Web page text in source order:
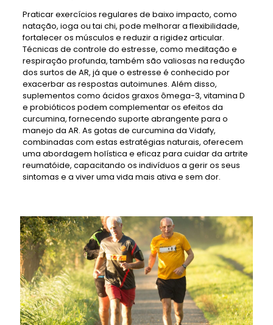
Praticar exercícios regulares de baixo impacto, como
natação, ioga ou tai chi, pode melhorar a flexibilidade,
fortalecer os músculos e reduzir a rigidez articular.
Técnicas de controle do estresse, como meditação e
respiração profunda, também são valiosas na redução
dos surtos de AR, já que o estresse é conhecido por
exacerbar as respostas autoimunes. Além disso,
suplementos como ácidos graxos ômega-3, vitamina D
e probióticos podem complementar os efeitos da
curcumina, fornecendo suporte abrangente para o
manejo da AR. As gotas de curcumina da Vidafy,
combinadas com estas estratégias naturais, oferecem
uma abordagem holística e eficaz para cuidar da artrite
reumatóide, capacitando os indivíduos a gerir os seus
sintomas e a viver uma vida mais ativa e sem dor.